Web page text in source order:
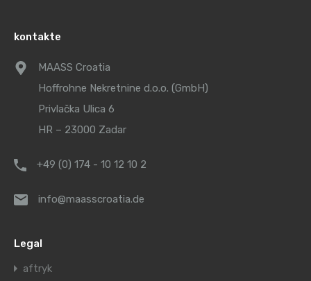
kontakte
MAASS Croatia
Hoffrohne Nekretnine d.o.o. (GmbH)
Privlačka Ulica 6
HR – 23000 Zadar
+49 (0) 174 - 10 12 10 2
info@maasscroatia.de
Legal
aftryk